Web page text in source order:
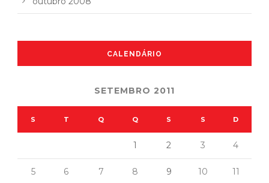
CALENDÁRIO
SETEMBRO 2011
S T Q Q S S D
1 2 3 4
5 6 7 8 9 10 11